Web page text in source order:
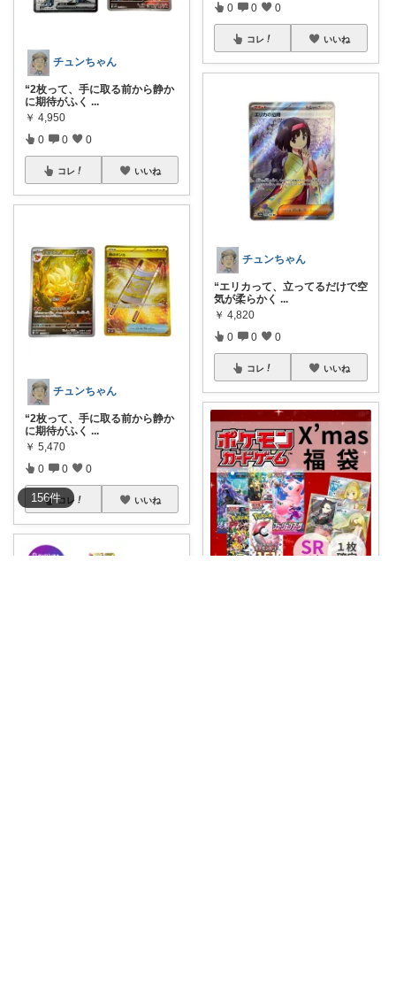
156件
チュンちゃん
“2枚って、手に取る前から静か
に期待がふく ...
￥ 4,950
0 0 0
コレ いいね
チュンちゃん
“2枚って、手に取る前から静か
に期待がふく ...
￥ 5,470
0 0 0
コレ いいね
0 0 0
コレ いいね
チュンちゃん
“エリカって、立ってるだけで空
気が柔らかく ...
￥ 4,820
0 0 0
コレ いいね